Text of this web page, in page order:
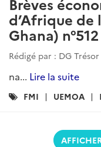
Brèves
d’Afrique de
Ghana) n°512
Rédigé par : DG Trésor
na... Lire la suite
Catégories
FMI UEMOA